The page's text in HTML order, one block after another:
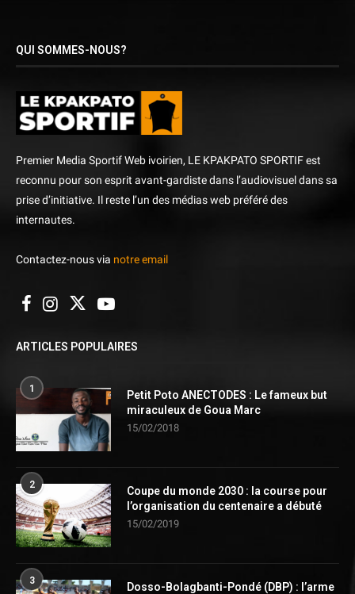
QUI SOMMES-NOUS?
Premier Media Sportif Web ivoirien, LE KPAKPATO SPORTIF est
reconnu pour son esprit avant-gardiste dans l’audiovisuel dans sa
prise d’initiative. Il reste l’un des médias web préféré des
internautes.
Contactez-nous via notre email
ARTICLES POPULAIRES
1
Petit Poto ANECTODES : Le fameux but
miraculeux de Goua Marc
15/02/2018
2
Coupe du monde 2030 : la course pour
l’organisation du centenaire a débuté
15/02/2019
3
Dosso-Bolagbanti-Pondé (DBP) : l’arme